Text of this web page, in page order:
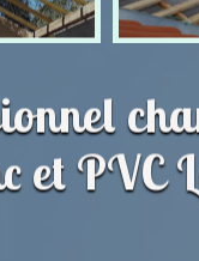
et PVC